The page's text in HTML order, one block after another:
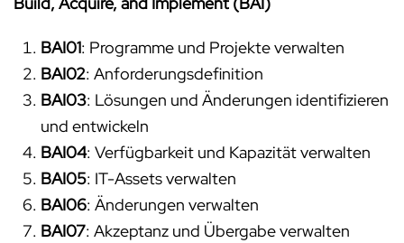
BAI01: Programme und Projekte verwalten
BAI02: Anforderungsdefinition
BAI03: Lösungen und Änderungen identifizieren
und entwickeln
BAI04: Verfügbarkeit und Kapazität verwalten
BAI05: IT-Assets verwalten
BAI06: Änderungen verwalten
BAI07: Akzeptanz und Übergabe verwalten